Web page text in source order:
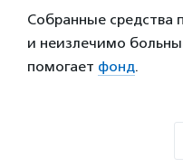
Собранные средства
и неизлечимо
помогает фонд.